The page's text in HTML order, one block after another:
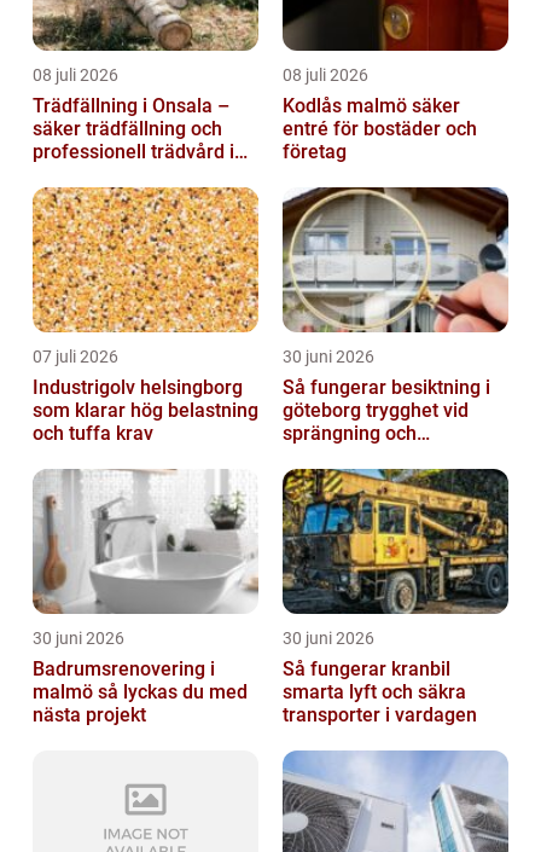
08 juli 2026
Trädfällning i Onsala –
säker trädfällning och
professionell trädvård i
08 juli 2026
Kodlås malmö säker
entré för bostäder och
företag
07 juli 2026
Industrigolv helsingborg
som klarar hög belastning
och tuffa krav
30 juni 2026
Så fungerar besiktning i
göteborg trygghet vid
sprängning och
30 juni 2026
Badrumsrenovering i
malmö så lyckas du med
nästa projekt
30 juni 2026
Så fungerar kranbil
smarta lyft och säkra
transporter i vardagen